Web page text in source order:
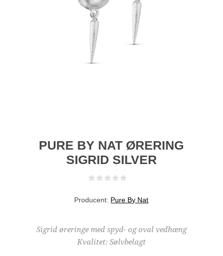
PURE BY NAT ØRERING
SIGRID SILVER
Producent: Pure By Nat
Sigrid øreringe med spyd- og oval vedhæng
Kvalitet: Sølvbelagt